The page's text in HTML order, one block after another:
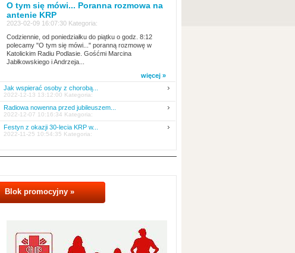
O tym się mówi... Poranna rozmowa na
antenie KRP
2023-02-09 16:07:30 Kategoria:
Codziennie, od poniedziałku do piątku o godz. 8:12
polecamy "O tym się mówi..." poranną rozmowę w
Katolickim Radiu Podlasie. Gośćmi Marcina
Jabłkowskiego i Andrzeja...
więcej »
Jak wspierać osoby z chorobą...
2022-12-13 13:12:00 Kategoria:
Radiowa nowenna przed jubileuszem...
2022-12-07 10:16:34 Kategoria:
Festyn z okazji 30-lecia KRP w...
2022-11-25 10:54:35 Kategoria:
Blok promocyjny »